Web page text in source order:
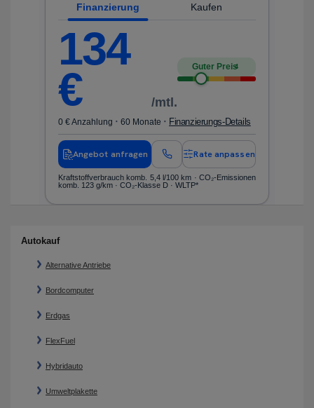
Finanzierung Kaufen
134
€ /mtl.
Guter Preis4
0 € Anzahlung · 60 Monate · Finanzierungs-Details
Angebot anfragen Rate anpassen
Kraftstoffverbrauch komb. 5,4 l/100 km · CO₂-Emissionen
komb. 123 g/km · CO₂-Klasse D · WLTP*
Autokauf
Alternative Antriebe
Bordcomputer
Erdgas
FlexFuel
Hybridauto
Umweltplakette